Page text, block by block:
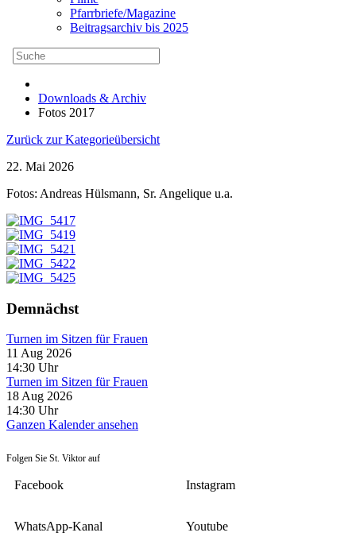
Pfarrbriefe/Magazine
Beitragsarchiv bis 2025
Downloads & Archiv
Fotos 2017
Zurück zur Kategorieübersicht
22. Mai 2026
Fotos: Andreas Hülsmann, Sr. Angelique u.a.
Demnächst
Turnen im Sitzen für Frauen
11 Aug 2026
14:30 Uhr
Turnen im Sitzen für Frauen
18 Aug 2026
14:30 Uhr
Ganzen Kalender ansehen
Folgen Sie St. Viktor auf
Facebook Instagram
WhatsApp-Kanal Youtube